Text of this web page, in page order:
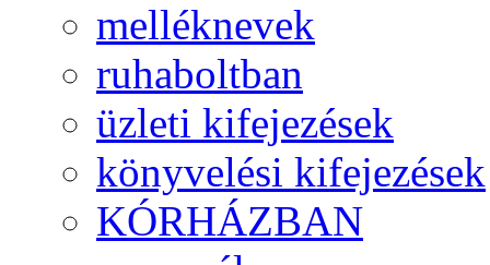
melléknevek
ruhaboltban
üzleti kifejezések
könyvelési kifejezések
KÓRHÁZBAN